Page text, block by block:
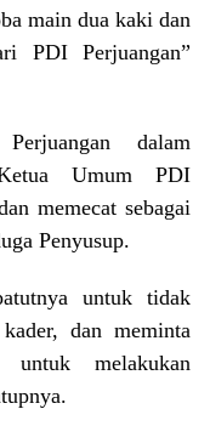
main dua kaki dan
PDI Perjuangan”
dalam
Umum PDI
memecat sebagai
Penyusup.
untuk tidak
dan meminta
melakukan